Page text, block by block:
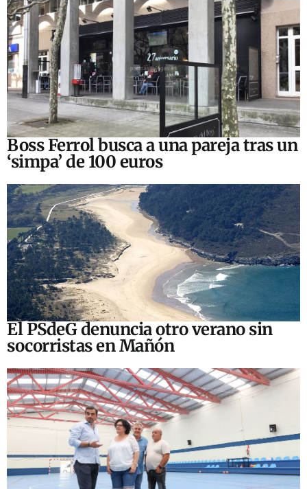
Boss Ferrol busca a una pareja tras un
‘simpa’ de 100 euros
El PSdeG denuncia otro verano sin
socorristas en Mañón